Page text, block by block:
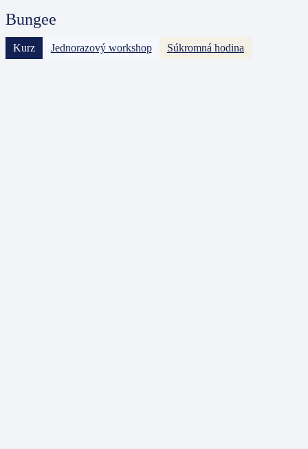
Bungee
Kurz Jednorazový workshop Súkromná hodina